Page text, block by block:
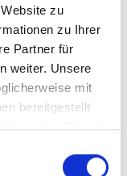
zu
zu Ihrer
Partner für
weiter. Unsere
mit
bereitgestellt
der Dienste
wird,
und